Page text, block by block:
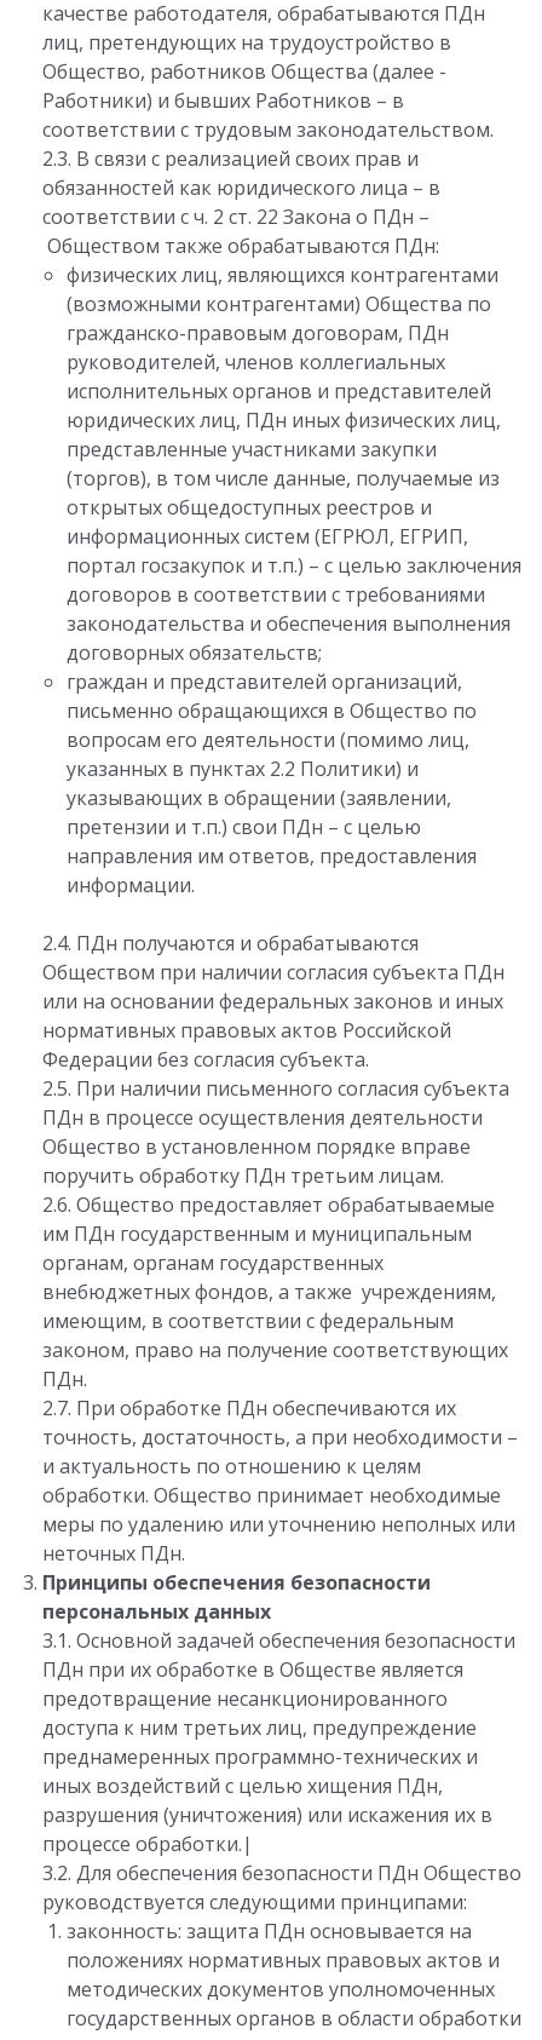
качестве работодателя, обрабатываются ПДн
лиц, претендующих на трудоустройство в
Общество, работников Общества (далее -
Работники) и бывших Работников – в
соответствии с трудовым законодательством.
2.3. В связи с реализацией своих прав и
обязанностей как юридического лица – в
соответствии с ч. 2 ст. 22 Закона о ПДн –
Обществом также обрабатываются ПДн:
физических лиц, являющихся контрагентами
(возможными контрагентами) Общества по
гражданско-правовым договорам, ПДн
руководителей, членов коллегиальных
исполнительных органов и представителей
юридических лиц, ПДн иных физических лиц,
представленные участниками закупки
(торгов), в том числе данные, получаемые из
открытых общедоступных реестров и
информационных систем (ЕГРЮЛ, ЕГРИП,
портал госзакупок и т.п.) – с целью заключения
договоров в соответствии с требованиями
законодательства и обеспечения выполнения
договорных обязательств;
граждан и представителей организаций,
письменно обращающихся в Общество по
вопросам его деятельности (помимо лиц,
указанных в пунктах 2.2 Политики) и
указывающих в обращении (заявлении,
претензии и т.п.) свои ПДн – с целью
направления им ответов, предоставления
информации.
2.4. ПДн получаются и обрабатываются
Обществом при наличии согласия субъекта ПДн
или на основании федеральных законов и иных
нормативных правовых актов Российской
Федерации без согласия субъекта.
2.5. При наличии письменного согласия субъекта
ПДн в процессе осуществления деятельности
Общество в установленном порядке вправе
поручить обработку ПДн третьим лицам.
2.6. Общество предоставляет обрабатываемые
им ПДн государственным и муниципальным
органам, органам государственных
внебюджетных фондов, а также учреждениям,
имеющим, в соответствии с федеральным
законом, право на получение соответствующих
ПДн.
2.7. При обработке ПДн обеспечиваются их
точность, достаточность, а при необходимости –
и актуальность по отношению к целям
обработки. Общество принимает необходимые
меры по удалению или уточнению неполных или
неточных ПДн.
Принципы обеспечения безопасности
персональных данных
3.1. Основной задачей обеспечения безопасности
ПДн при их обработке в Обществе является
предотвращение несанкционированного
доступа к ним третьих лиц, предупреждение
преднамеренных программно-технических и
иных воздействий с целью хищения ПДн,
разрушения (уничтожения) или искажения их в
процессе обработки.|
3.2. Для обеспечения безопасности ПДн Общество
руководствуется следующими принципами:
законность: защита ПДн основывается на
положениях нормативных правовых актов и
методических документов уполномоченных
государственных органов в области обработки